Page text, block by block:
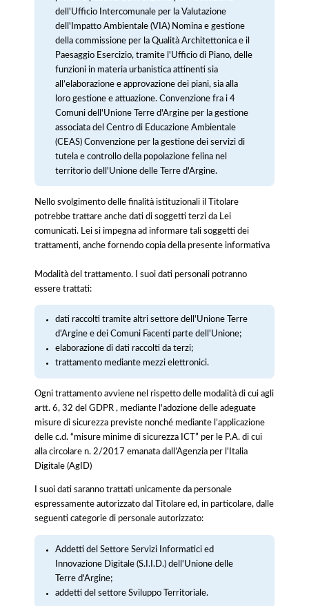
dell'Ufficio Intercomunale per la Valutazione
dell'Impatto Ambientale (VIA) Nomina e gestione
della commissione per la Qualità Architettonica e il
Paesaggio Esercizio, tramite l'Ufficio di Piano, delle
funzioni in materia urbanistica attinenti sia
all’elaborazione e approvazione dei piani, sia alla
loro gestione e attuazione. Convenzione fra i 4
Comuni dell'Unione Terre d'Argine per la gestione
associata del Centro di Educazione Ambientale
(CEAS) Convenzione per la gestione dei servizi di
tutela e controllo della popolazione felina nel
territorio dell'Unione delle Terre d'Argine.
Nello svolgimento delle finalità istituzionali il Titolare
potrebbe trattare anche dati di soggetti terzi da Lei
comunicati. Lei si impegna ad informare tali soggetti dei
trattamenti, anche fornendo copia della presente informativa
Modalità del trattamento. I suoi dati personali potranno
essere trattati:
dati raccolti tramite altri settore dell'Unione Terre
d'Argine e dei Comuni Facenti parte dell'Unione;
elaborazione di dati raccolti da terzi;
trattamento mediante mezzi elettronici.
Ogni trattamento avviene nel rispetto delle modalità di cui agli
artt. 6, 32 del GDPR , mediante l'adozione delle adeguate
misure di sicurezza previste nonché mediante l’applicazione
delle c.d. “misure minime di sicurezza ICT” per le P.A. di cui
alla circolare n. 2/2017 emanata dall’Agenzia per l'Italia
Digitale (AgID)
I suoi dati saranno trattati unicamente da personale
espressamente autorizzato dal Titolare ed, in particolare, dalle
seguenti categorie di personale autorizzato:
Addetti del Settore Servizi Informatici ed
Innovazione Digitale (S.I.I.D.) dell'Unione delle
Terre d'Argine;
addetti del settore Sviluppo Territoriale.